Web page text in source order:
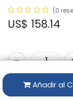
(0
US$ 158.14
Añadir al
Código: DS-